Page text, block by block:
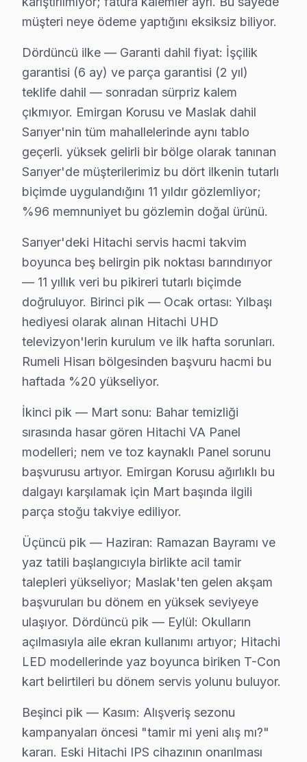
Demirciköy'de Hitachi TV Servisi
Demirciköy mahallesi, Hitachi televizyonunuz'lerde
Emirgan'da Hitachi TV Servisi
Emirgan mahallesi, Hitachi televizyonunuz'lerle ilgili
Fatih Sultan Mehmet'te Hitachi TV Servisi
Fatih Sultan Mehmet mahallesi, Hitachi
Ferahevler'de Hitachi TV Servisi
Ferahevler mahallesi, Hitachi televizyon kullanıcıları
Garipçe'de Hitachi TV Servisi
Garipçe, doğayla iç içe bir yaşam sunan sakin bir
Gümüşdere'de Hitachi TV Servisi
Gümüşdere, huzurlu atmosferi ile bilinen bir
Huzur'da Hitachi TV Servisi
Huzur, ismi gibi sakin bir mahalle. Burada Hitachi
İstinye'de Hitachi TV Servisi
İstinye, hem tarihi hem de doğal güzellikleriyle dikkat
Kazım Karabekir Paşa'da Hitachi TV Servisi
Kazım Karabekir Paşa, hızlı gelişen bir mahalle ve
Kısırkaya, doğal güzellikleriyle dolu bir mahalle ve
Kireçburnu'da Hitachi TV Servisi
Kireçburnu, boğaz manzarasıyla ünlü bir yer. Hitachi
Kilyos'ta Hitachi TV Servisi
Kilyos, deniz kenarında yer alan bir mahalle ve
Kocataş, sakin bir yaşam sunan bir mahalle olarak
Maden'de Hitachi TV Servisi
müşteri neye ödeme yaptığını eksiksiz biliyor.
Dördüncü ilke — Garanti dahil fiyat: İşçilik
garantisi (6 ay) ve parça garantisi (2 yıl)
teklife dahil — sonradan sürpriz kalem
çıkmıyor. Emirgan Korusu ve Maslak dahil
Sarıyer'nin tüm mahallelerinde aynı tablo
geçerli. yüksek gelirli bir bölge olarak tanınan
Sarıyer'de müşterilerimiz bu dört ilkenin tutarlı
biçimde uygulandığını 11 yıldır gözlemliyor;
%96 memnuniyet bu gözlemin doğal ürünü.
Sarıyer'deki Hitachi servis hacmi takvim
boyunca beş belirgin pik noktası barındırıyor
— 11 yıllık veri bu pikireri tutarlı biçimde
doğruluyor. Birinci pik — Ocak ortası: Yılbaşı
hediyesi olarak alınan Hitachi UHD
televizyon'lerin kurulum ve ilk hafta sorunları.
Rumeli Hisarı bölgesinden başvuru hacmi bu
haftada %20 yükseliyor.
İkinci pik — Mart sonu: Bahar temizliği
sırasında hasar gören Hitachi VA Panel
modelleri; nem ve toz kaynaklı Panel sorunu
başvurusu artıyor. Emirgan Korusu ağırlıklı bu
dalgayı karşılamak için Mart başında ilgili
parça stoğu takviye ediliyor.
Üçüncü pik — Haziran: Ramazan Bayramı ve
yaz tatili başlangıcıyla birlikte acil tamir
talepleri yükseliyor; Maslak'ten gelen akşam
başvuruları bu dönem en yüksek seviyeye
ulaşıyor. Dördüncü pik — Eylül: Okulların
açılmasıyla aile ekran kullanımı artıyor; Hitachi
LED modellerinde yaz boyunca biriken T-Con
kart belirtileri bu dönem servis yolunu buluyor.
Beşinci pik — Kasım: Alışveriş sezonu
kampanyaları öncesi "tamir mi yeni alış mı?"
kararı. Eski Hitachi IPS cihazının onarılması